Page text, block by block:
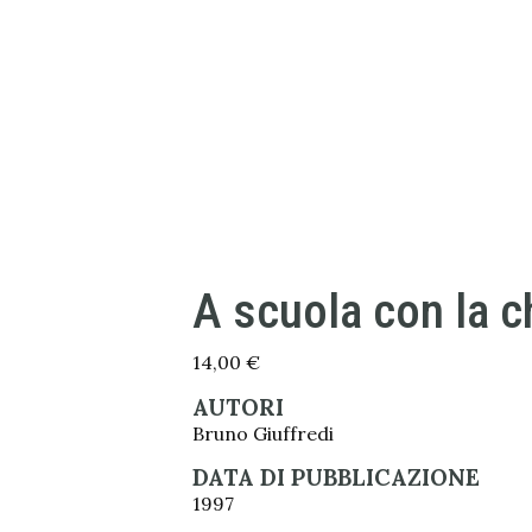
A scuola con la
14,00 €
AUTORI
Bruno Giuffredi
DATA DI PUBBLICAZIONE
1997